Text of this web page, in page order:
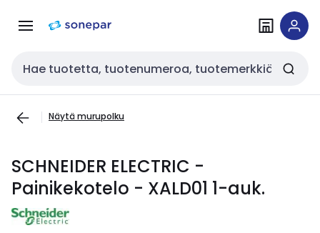
navigointiinsisältöön
Haku
Näytä murupolku
SCHNEIDER ELECTRIC -
Painikekotelo - XALD01 1-auk.